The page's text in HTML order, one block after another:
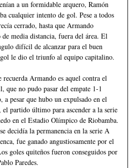
a un formidable arquero, Ramón
cualquier intento de gol. Pese a todos
cerrado, hasta que Armando
media distancia, fuera del área. El
difícil de alcanzar para el buen
le dio el triunfo al equipo capitalino.
Armando es aquel contra el
que no pudo pasar del empate 1-1
pesar que hubo un expulsado en el
partido último para ascender a la serie
en el Estadio Olímpico de Riobamba.
decidía la permanencia en la serie A
fue ganado angustiosamente por el
goles quiteños fueron conseguidos por
Paredes.